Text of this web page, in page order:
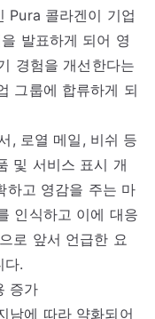
Pura 콜라겐이 기업
발표하게 되어 영
경험을 개선한다는
그룹에 합류하게 되
, 로열 메일, 비쉬 등
및 서비스 표시 개
하고 영감을 주는 마
인식하고 이에 대응
로 앞서 언급한 요
다.
증가
남에 따라 약화되어